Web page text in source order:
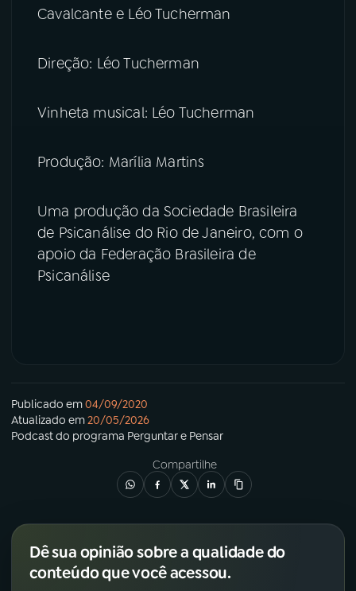
Cavalcante e Léo Tucherman
Direção: Léo Tucherman
Vinheta musical: Léo Tucherman
Produção: Marília Martins
Uma produção da Sociedade Brasileira
de Psicanálise do Rio de Janeiro, com o
apoio da Federação Brasileira de
Psicanálise
Publicado em04/09/2020
Atualizado em20/05/2026
Podcastdo programa Perguntar e Pensar
Compartilhe
Dê sua opinião sobre a qualidade do
conteúdo que você acessou.